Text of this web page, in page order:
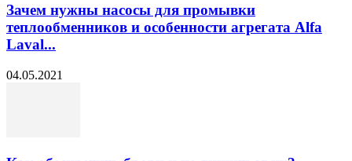
Зачем нужны насосы для промывки
теплообменников и особенности агрегата Alfa
Laval...
04.05.2021